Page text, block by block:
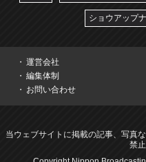
ショウアップ
運営会社
編集体制
お問い合わせ
当ウェブサイトに掲載の記事、写真
禁止